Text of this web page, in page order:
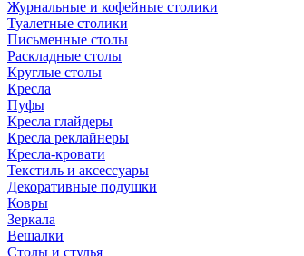
Журнальные и кофейные столики
Туалетные столики
Письменные столы
Раскладные столы
Круглые столы
Кресла
Пуфы
Кресла глайдеры
Кресла реклайнеры
Кресла-кровати
Текстиль и аксессуары
Декоративные подушки
Ковры
Зеркала
Вешалки
Столы и стулья